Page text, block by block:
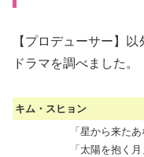
【プロデューサー】 以
ドラマを調べました。
キム・スヒョン
「星から来た
「太陽を抱く月